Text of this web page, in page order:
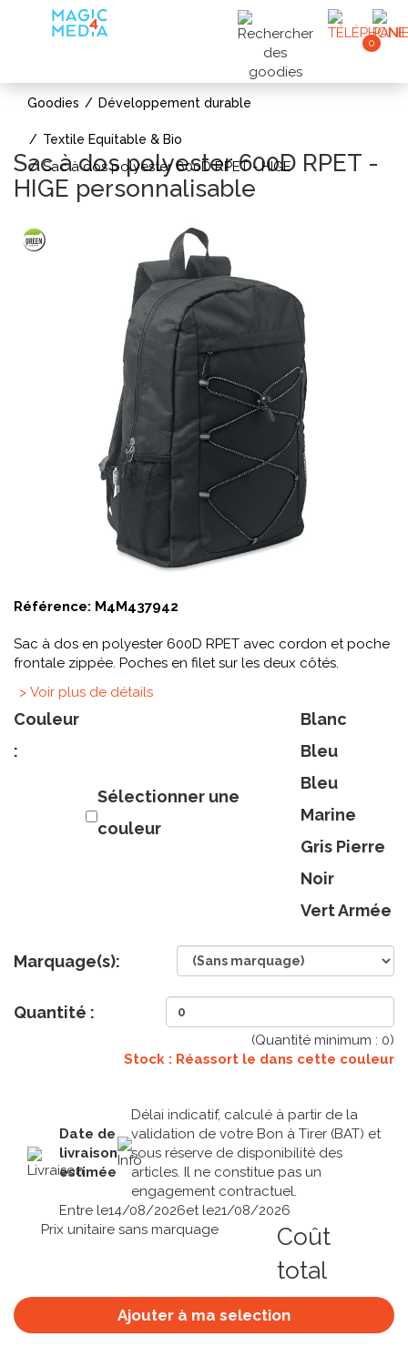
0
Goodies Développement durable
Textile Equitable & Bio
Sac à dos polyester 600D RPET - HIGE
Sac à dos polyester 600D RPET -
HIGE personnalisable
Référence: M4M437942
Sac à dos en polyester 600D RPET avec cordon et poche
frontale zippée. Poches en filet sur les deux côtés.
> Voir plus de détails
Couleur
:
Sélectionner une
couleur
Blanc
Bleu
Bleu
Marine
Gris Pierre
Noir
Vert Armée
Marquage(s):
Quantité :
(Quantité minimum : 0)
Stock : Réassort le dans cette couleur
Date de
livraison
estimée
Délai indicatif, calculé à partir de la
validation de votre Bon à Tirer (BAT) et
sous réserve de disponibilité des
articles. Il ne constitue pas un
engagement contractuel.
Entre le14/08/2026et le21/08/2026
Prix unitaire sans marquage
Coût
total
Ajouter à ma selection